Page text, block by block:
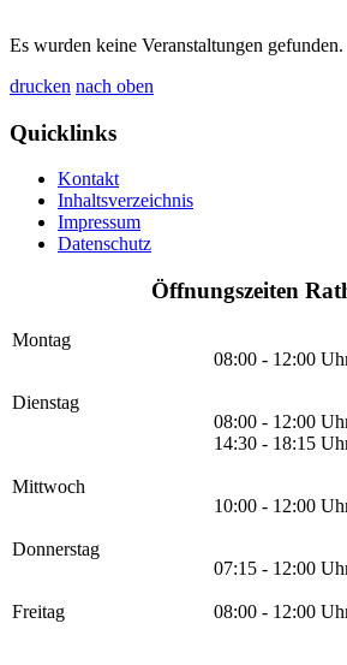
Es wurden keine Veranstaltungen gefunden.
drucken nach oben
Quicklinks
Kontakt
Inhaltsverzeichnis
Impressum
Datenschutz
Öffnungszeiten
Montag
08:00 - 12:00
Dienstag
08:00 - 12:00
14:30 - 18:15
Mittwoch
10:00 - 12:00
Donnerstag
07:15 - 12:00
Freitag 08:00 - 12:00